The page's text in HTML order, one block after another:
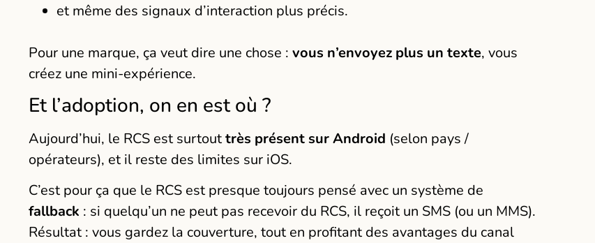
et même des signaux d’interaction plus précis.
Pour une marque, ça veut dire une chose :vous n’envoyez plus un texte, vous
créez une mini-expérience.
Et l’adoption, on en est où ?
Aujourd’hui, le RCS est surtouttrès présent sur Android (selon pays /
opérateurs), et il reste des limites sur iOS.
C’est pour ça que le RCS est presque toujours pensé avec un système de
fallback : si quelqu’un ne peut pas recevoir du RCS, il reçoit un SMS (ou un MMS).
Résultat : vous gardez la couverture, tout en profitant des avantages du canal